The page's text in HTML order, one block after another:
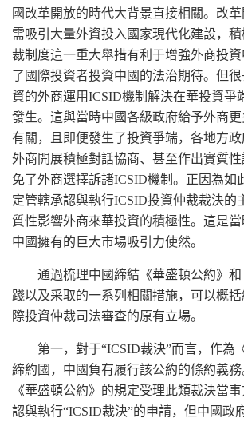
國改革開放的時代大背景直接相關。改
需吸引大量外資投入國家現代化建設，
裁制度這一重大舉措有利于增強外商投
了國際投資者投資中國的法治期待。但
資的外商運用ICSID機制解決在華投資爭
發生。這與當時中國各級政府給予外商
有關，且即便發生了投資爭端，各地方
外商開展積極對話協商、甚至作出實質
免了外商選擇訴諸ICSID機制。正因為如
定管轄承認與執行ICSID投資仲裁裁決的
質性影響外商來華投資的積極性。這是
中國擁有的巨大市場吸引力使然。
通過梳理中國締結《華盛頓公約》
踐以及采取的一系列相關措施，可以概
際投資仲裁司法審查的原有立場。
第一，對于“ICSID裁決”而言，作為
締約國，中國負有履行該公約的條約義
《華盛頓公約》的規定受理此類裁決當
認與執行“ICSID裁決”的申請，但中國政